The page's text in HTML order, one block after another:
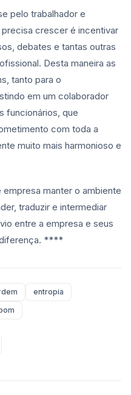
pelo trabalhador e
crescer é incentivar
debates e tantas outras
Desta maneira as
tanto para o
em um colaborador
funcionários, que
com toda a
muito mais harmonioso e
manter o ambiente
traduzir e intermediar
entre a empresa e seus
****
entropia